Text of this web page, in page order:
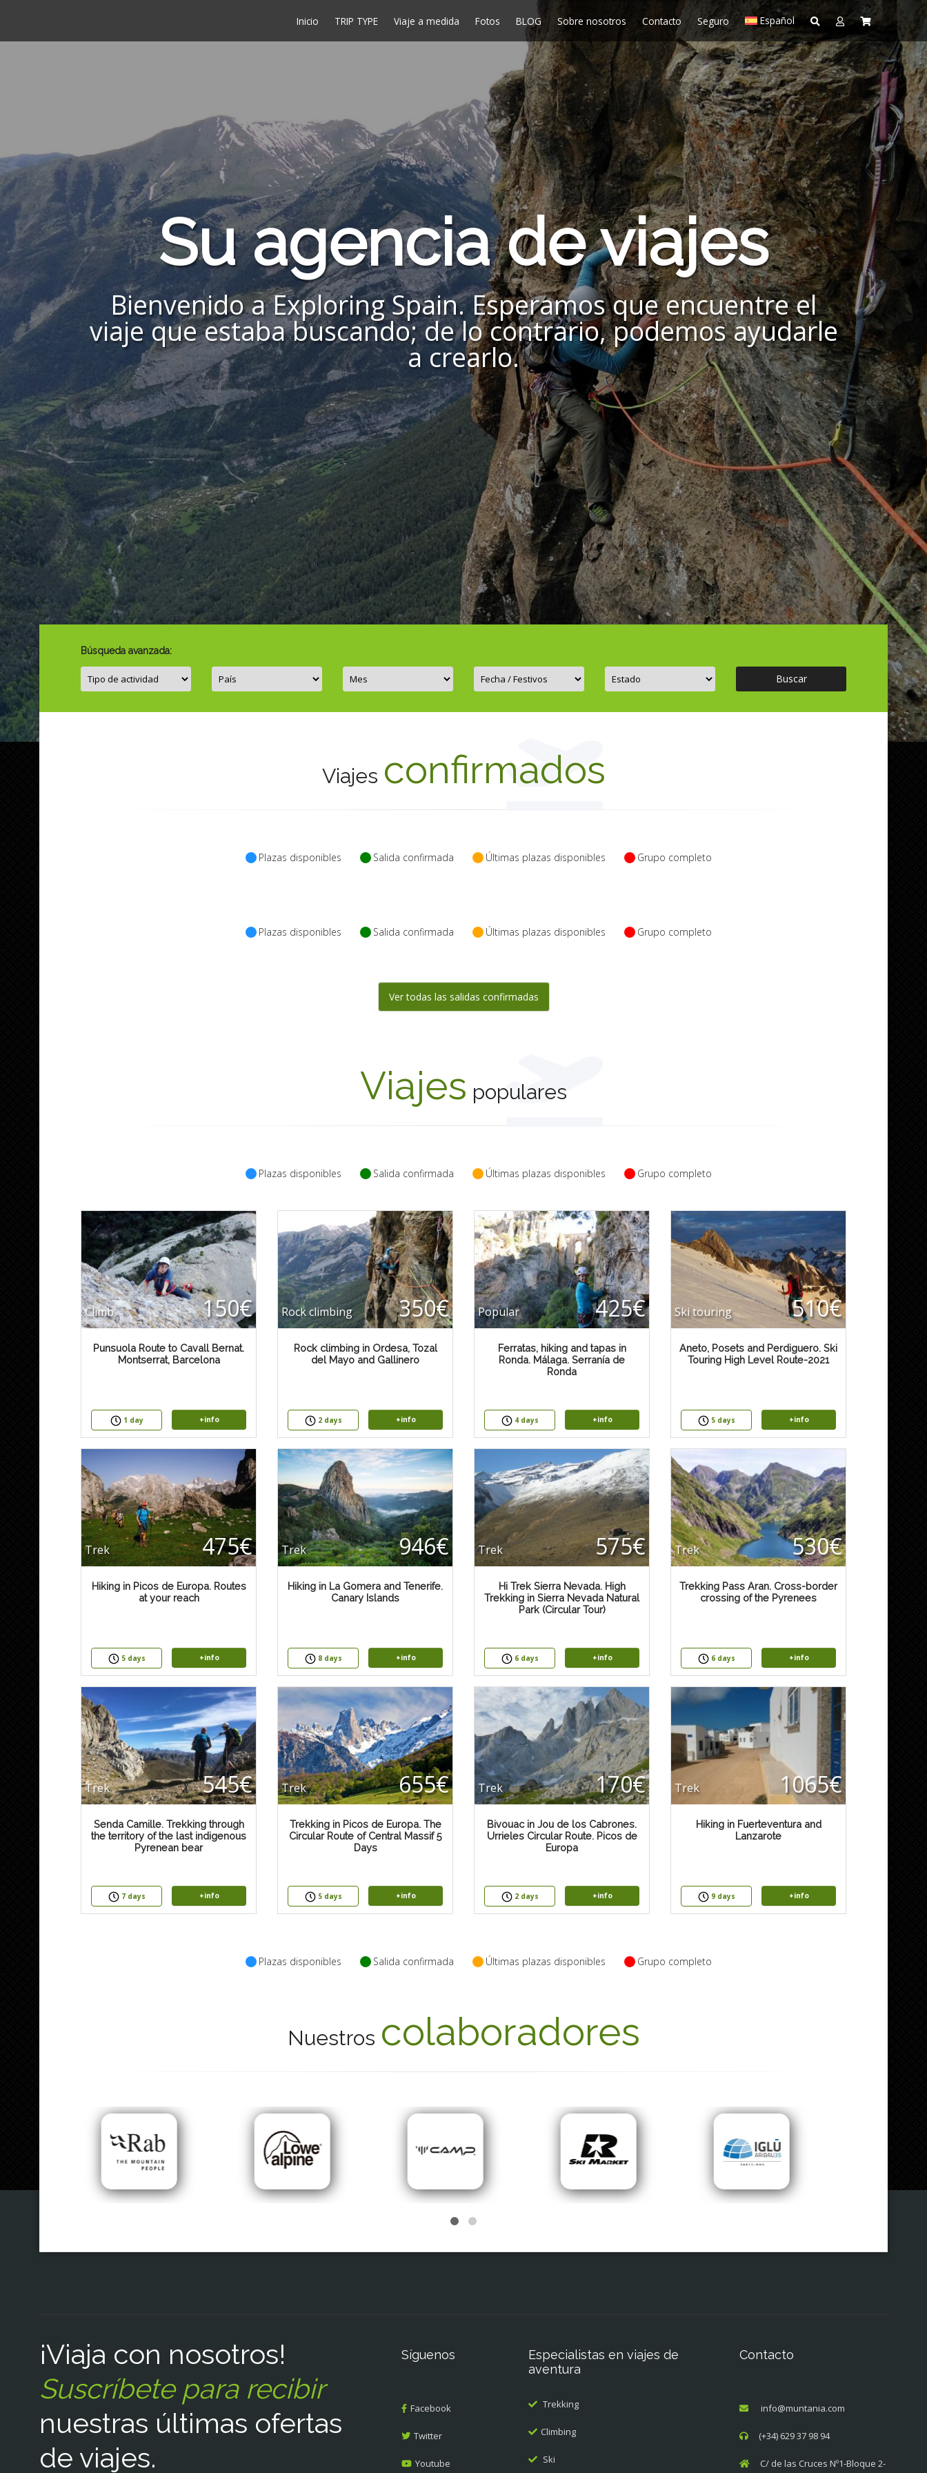
Inicio TRIP TYPE Viaje a medida Fotos BLOG Sobre nosotros Contacto Seguro Español
Su agencia de viajes
Bienvenido a Exploring Spain. Esperamos que encuentre el
viaje que estaba buscando; de lo contrario, podemos ayudarle
a crearlo.
Búsqueda avanzada:
Buscar
Viajes confirmados
Plazas disponibles Salida confirmada Últimas plazas disponibles Grupo completo
Plazas disponibles Salida confirmada Últimas plazas disponibles Grupo completo
Ver todas las salidas confirmadas
Viajes populares
Plazas disponibles Salida confirmada Últimas plazas disponibles Grupo completo
Climb 150€
Punsuola Route to Cavall Bernat.
Montserrat, Barcelona
1 day +info
Rock climbing 350€
Rock climbing in Ordesa, Tozal
del Mayo and Gallinero
2 days +info
Popular 425€
Ferratas, hiking and tapas in
Ronda. Málaga. Serranía de
Ronda
4 days +info
Ski touring 510€
Aneto, Posets and Perdiguero. Ski
Touring High Level Route-2021
5 days +info
Trek 475€
Hiking in Picos de Europa. Routes
at your reach
5 days +info
Trek 946€
Hiking in La Gomera and Tenerife.
Canary Islands
8 days +info
Trek 575€
Hi Trek Sierra Nevada. High
Trekking in Sierra Nevada Natural
Park (Circular Tour)
6 days +info
Trek 530€
Trekking Pass Aran. Cross-border
crossing of the Pyrenees
6 days +info
Trek 545€
Senda Camille. Trekking through
the territory of the last indigenous
Pyrenean bear
7 days +info
Trek 655€
Trekking in Picos de Europa. The
Circular Route of Central Massif 5
Days
5 days +info
Trek 170€
Bivouac in Jou de los Cabrones.
Urrieles Circular Route. Picos de
Europa
2 days +info
Trek 1065€
Hiking in Fuerteventura and
Lanzarote
9 days +info
Plazas disponibles Salida confirmada Últimas plazas disponibles Grupo completo
Nuestros colaboradores
¡Viaja con nosotros!
Suscríbete para recibir
nuestras últimas ofertas
de viajes.
Síguenos
Facebook
Twitter
Youtube
Especialistas en viajes de
aventura
Trekking
Climbing
Ski
Contacto
info@muntania.com
(+34) 629 37 98 94
C/ de las Cruces Nº1-Bloque 2-